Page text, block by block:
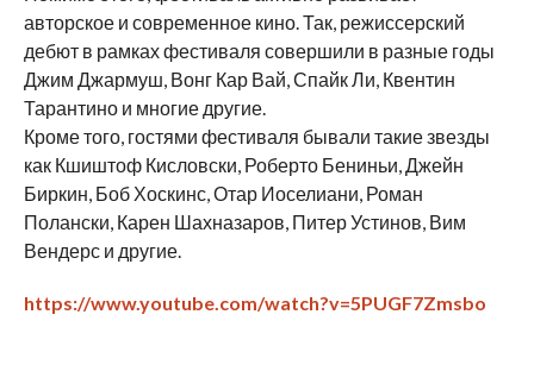
авторское и современное кино. Так, режиссерский
дебют в рамках фестиваля совершили в разные годы
Джим Джармуш, Вонг Кар Вай, Спайк Ли, Квентин
Тарантино и многие другие.
Кроме того, гостями фестиваля бывали такие звезды
как Кшиштоф Кисловски, Роберто Бениньи, Джейн
Биркин, Боб Хоскинс, Отар Иоселиани, Роман
Полански, Карен Шахназаров, Питер Устинов, Вим
Вендерс и другие.
https://www.youtube.com/watch?v=5PUGF7Zmsbo